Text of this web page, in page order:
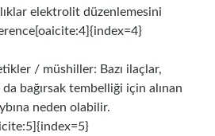
elektrolit düzenlemesini
/ müshiller: Bazı ilaçlar,
bağırsak tembelliği için alınan
neden olabilir.